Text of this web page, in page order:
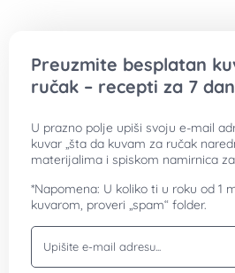
Preuzmite besplatan
ručak – recepti za 7
U prazno polje upiši svoju e-mail
kuvar „šta da kuvam za ručak
materijalima i spiskom namirnica
*Napomena: U koliko ti u roku od 1
kuvarom, proveri „spam“ folder.